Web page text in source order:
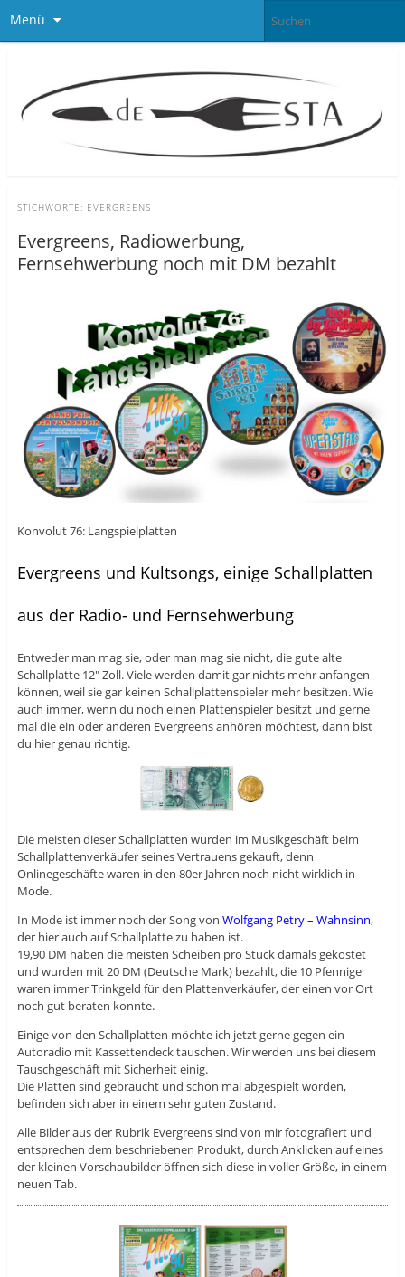
Menü
STICHWORTE: EVERGREENS
Evergreens, Radiowerbung,
Fernsehwerbung noch mit DM bezahlt
Konvolut 76: Langspielplatten
Evergreens und Kultsongs, einige Schallplatten
aus der Radio- und Fernsehwerbung
Entweder man mag sie, oder man mag sie nicht, die gute alte
Schallplatte 12″ Zoll. Viele werden damit gar nichts mehr anfangen
können, weil sie gar keinen Schallplattenspieler mehr besitzen. Wie
auch immer, wenn du noch einen Plattenspieler besitzt und gerne
mal die ein oder anderen Evergreens anhören möchtest, dann bist
du hier genau richtig.
Die meisten dieser Schallplatten wurden im Musikgeschäft beim
Schallplattenverkäufer seines Vertrauens gekauft, denn
Onlinegeschäfte waren in den 80er Jahren noch nicht wirklich in
Mode.
In Mode ist immer noch der Song von Wolfgang Petry – Wahnsinn,
der hier auch auf Schallplatte zu haben ist.
19,90 DM haben die meisten Scheiben pro Stück damals gekostet
und wurden mit 20 DM (Deutsche Mark) bezahlt, die 10 Pfennige
waren immer Trinkgeld für den Plattenverkäufer, der einen vor Ort
noch gut beraten konnte.
Einige von den Schallplatten möchte ich jetzt gerne gegen ein
Autoradio mit Kassettendeck tauschen. Wir werden uns bei diesem
Tauschgeschäft mit Sicherheit einig.
Die Platten sind gebraucht und schon mal abgespielt worden,
befinden sich aber in einem sehr guten Zustand.
Alle Bilder aus der Rubrik Evergreens sind von mir fotografiert und
entsprechen dem beschriebenen Produkt, durch Anklicken auf eines
der kleinen Vorschaubilder öffnen sich diese in voller Größe, in einem
neuen Tab.